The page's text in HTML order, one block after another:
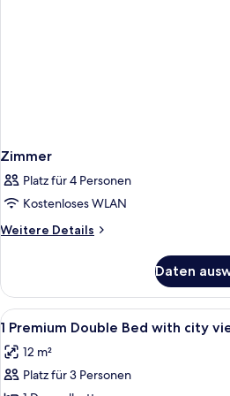
Zimmer
Platz für 4 Personen
Kostenloses WLAN
Weitere Details
Weitere
Daten
Alle
Fotos
für
1
8
1 Premium Double Bed with city
12 m²
Platz für 3 Personen